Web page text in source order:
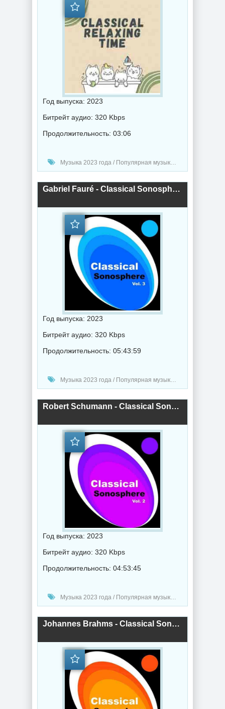
Год выпуска: 2023
Битрейт аудио: 320 Kbps
Продолжительность: 03:06
Музыка 2023 года / Популярная музыка / Классическая музыка / Музыка VA
Gabriel Fauré - Classical Sonosphere Vol. 3 (2023) торрент
Год выпуска: 2023
Битрейт аудио: 320 Kbps
Продолжительность: 05:43:59
Музыка 2023 года / Популярная музыка / Классическая музыка / Музыка VA
Robert Schumann - Classical Sonosphere Vol. 2 (2023) торрент
Год выпуска: 2023
Битрейт аудио: 320 Kbps
Продолжительность: 04:53:45
Музыка 2023 года / Популярная музыка / Классическая музыка / Музыка VA
Johannes Brahms - Classical Sonosphere Vol. 1 (2023) торрент